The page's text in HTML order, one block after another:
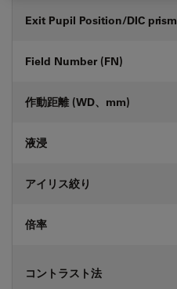
Exit Pupil Position/DIC prism
Field Number (FN)
作動距離 (WD、mm)
液浸
アイリス絞り
倍率
コントラスト法